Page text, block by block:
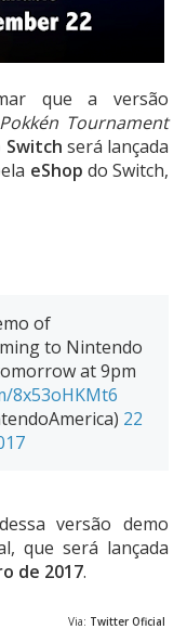
que a versão
Pokkén Tournament
será lançada
eShop do Switch,
of
to Nintendo
at 9pm
8x53oHKMt6
22
versão demo
que será lançada
de 2017.
Via: Twitter Oficial